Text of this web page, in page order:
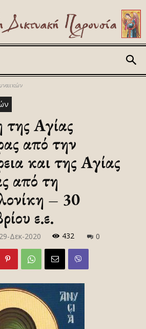
Αγίας
από την
και της Αγίας
από τη
– 30
ε.ε.
Δεκ-2020 432 0